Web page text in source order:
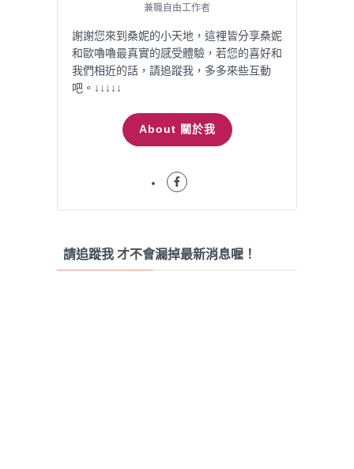
兼職自由工作者
謝謝您來到桑妮的小天地，這裡皆分享桑妮
和歐嚕嚕最真實的感受體驗，若您的喜好和
我們相近的話，請追蹤我，多多來些互動
吧。↓↓↓↓↓
About 關於我
請追蹤我 才不會漏掉最新消息喔！